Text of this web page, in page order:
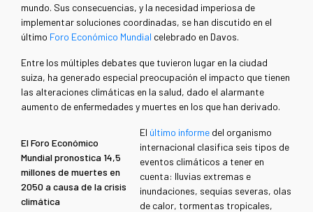
mundo. Sus consecuencias, y la necesidad imperiosa de
implementar soluciones coordinadas, se han discutido en el
último Foro Económico Mundial celebrado en Davos.
Entre los múltiples debates que tuvieron lugar en la ciudad
suiza, ha generado especial preocupación el impacto que tienen
las alteraciones climáticas en la salud, dado el alarmante
aumento de enfermedades y muertes en los que han derivado.
El Foro Económico
Mundial pronostica 14,5
millones de muertes en
2050 a causa de la crisis
climática
El último informe del organismo
internacional clasifica seis tipos de
eventos climáticos a tener en
cuenta: lluvias extremas e
inundaciones, sequías severas, olas
de calor, tormentas tropicales,